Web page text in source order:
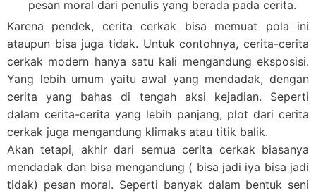
pesan moral dari penulis yang berada pada cerita.
Karena pendek, cerita cerkak bisa memuat pola ini
ataupun bisa juga tidak. Untuk contohnya, cerita-cerita
cerkak modern hanya satu kali mengandung eksposisi.
Yang lebih umum yaitu awal yang mendadak, dengan
cerita yang bahas di tengah aksi kejadian. Seperti
dalam cerita-cerita yang lebih panjang, plot dari cerita
cerkak juga mengandung klimaks atau titik balik.
Akan tetapi, akhir dari semua cerita cerkak biasanya
mendadak dan bisa mengandung ( bisa jadi iya bisa jadi
tidak) pesan moral. Seperti banyak dalam bentuk seni